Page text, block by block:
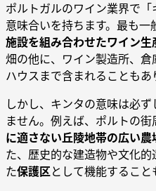
ポルトガルのワイン業界で
意味合いを持ちます。最も一
施設を組み合わせたワイン生
畑の他に、ワイン製造所、
ハウスまで含まれることもあ
しかし、キンタの意味は必
ません。例えば、ポルトの
に適さない丘陵地帯の広い農
た、歴史的な建造物や文化
た保護区として機能すること